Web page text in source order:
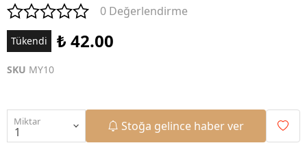
0 Değerlendirme
Tükendi ₺ 42.00
SKU MY10
Miktar Stoğa gelince haber ver